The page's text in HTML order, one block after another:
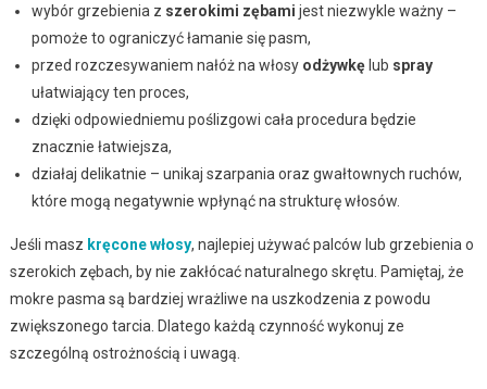
wybór grzebienia z szerokimi zębami jest niezwykle ważny –
pomoże to ograniczyć łamanie się pasm,
przed rozczesywaniem nałóż na włosy odżywkęlub spray
ułatwiający ten proces,
dzięki odpowiedniemu poślizgowi cała procedura będzie
znacznie łatwiejsza,
działaj delikatnie – unikaj szarpania oraz gwałtownych ruchów,
które mogą negatywnie wpłynąć na strukturę włosów.
Jeśli masz kręcone włosy, najlepiej używać palców lub grzebienia o
szerokich zębach, by nie zakłócać naturalnego skrętu. Pamiętaj, że
mokre pasma są bardziej wrażliwe na uszkodzenia z powodu
zwiększonego tarcia. Dlatego każdą czynność wykonuj ze
szczególną ostrożnością i uwagą.